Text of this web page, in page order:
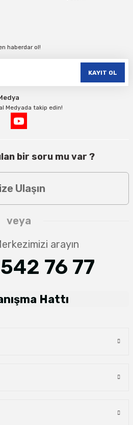
haberdar ol!
KAYIT OL
Medyada takip edin!
bir soru mu var ?
Ulaşın
veya
arayın
76 77
Hattı